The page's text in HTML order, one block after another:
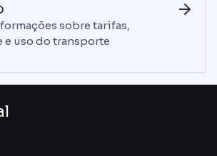
sobre tarifas,
uso do transporte